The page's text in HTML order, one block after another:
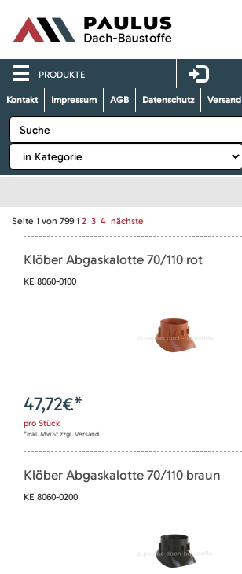
PRODUKTE
Kontakt Impressum AGB Datenschutz Versand
Seite 1 von 799 1 2 3 4 nächste
Klöber Abgaskalotte 70/110 rot
KE 8060-0100
47,72€*
pro Stück
*inkl. MwSt zzgl. Versand
Klöber Abgaskalotte 70/110 braun
KE 8060-0200